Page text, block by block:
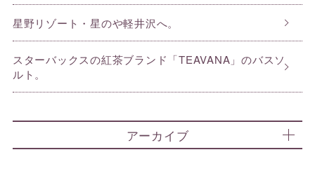
星野リゾート・星のや軽井沢へ。
スターバックスの紅茶ブランド「TEAVANA」のバスソ
ルト。
アーカイブ